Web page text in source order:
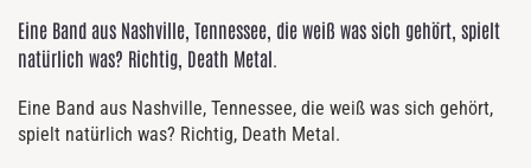
Eine Band aus Nashville, Tennessee, die weiß was sich gehört, spielt
natürlich was? Richtig, Death Metal.
Eine Band aus Nashville, Tennessee, die weiß was sich gehört,
spielt natürlich was? Richtig, Death Metal.